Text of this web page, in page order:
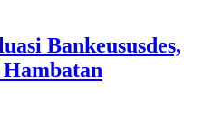
Bankeususdes,